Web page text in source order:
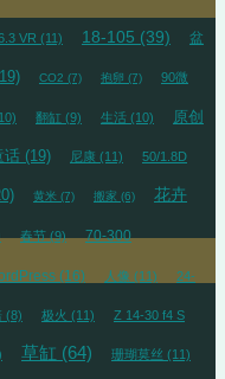
VR (11) 18-105 (39) 盆
CO2 (7) 抱卵 (7) 90微
翻缸 (9) 生活 (10) 原创
话 (19) 尼康 (11) 50/1.8D
黄米 (7) 搬家 (6) 花卉
春节(9) 70-300
(16) 人像 (11) 24-
(8) 极火 (11) Z 14-30 f4 S
草缸 (64) 珊瑚莫丝 (11)